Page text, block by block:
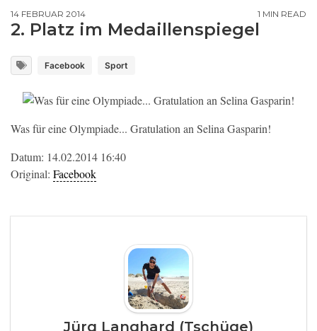
14 FEBRUAR 2014 1 MIN READ
2. Platz im Medaillenspiegel
Facebook Sport
Was für eine Olympiade... Gratulation an Selina Gasparin!
Datum: 14.02.2014 16:40
Original: Facebook
Jürg Langhard (Tschüge)